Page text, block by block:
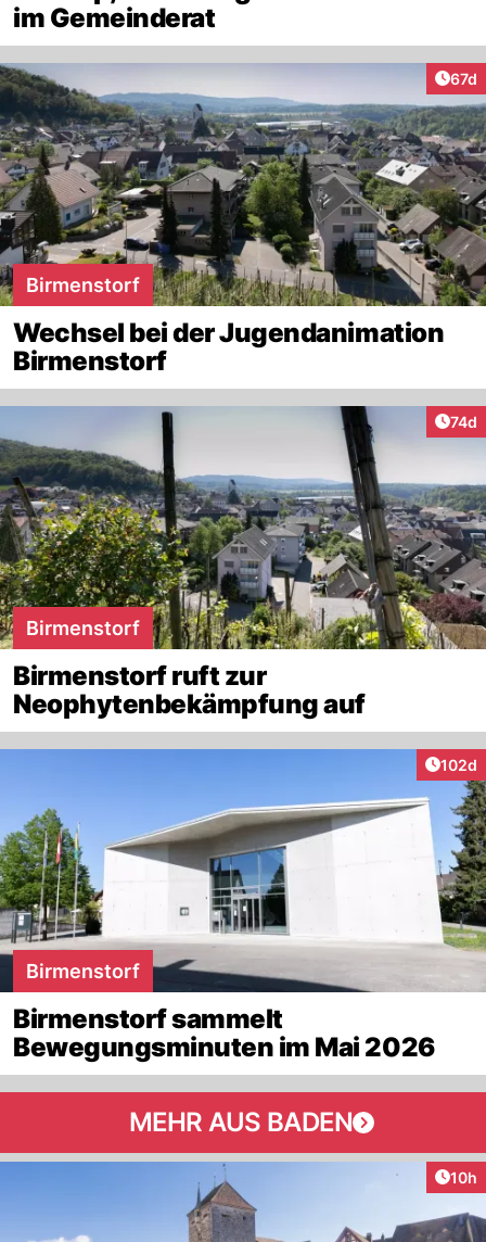
im Gemeinderat
67d
Birmenstorf
Wechsel bei der Jugendanimation
Birmenstorf
74d
Birmenstorf
Birmenstorf ruft zur
Neophytenbekämpfung auf
102d
Birmenstorf
Birmenstorf sammelt
Bewegungsminuten im Mai 2026
MEHR AUS BADEN
10h